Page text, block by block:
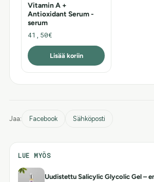
Vitamin A +
Antioxidant Serum -
serum
41,50€
Lisää koriin
Jaa: Facebook Sähköposti
LUE MYÖS
Uudistettu Salicylic Glycolic Gel –